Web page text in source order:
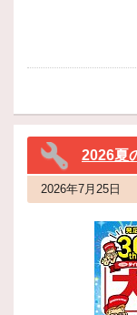
2026夏
2026年7月25日